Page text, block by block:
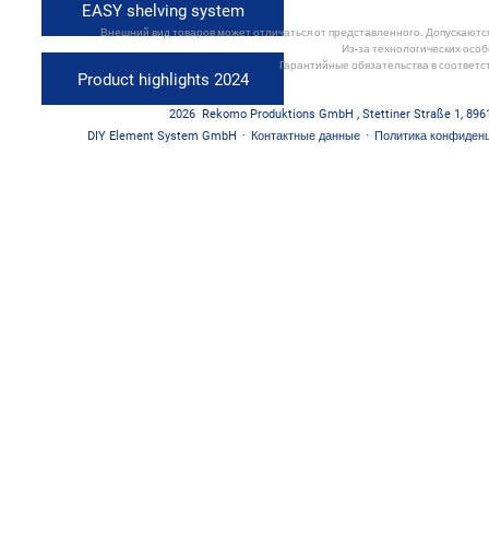
EASY shelving system
Product highlights 2024
Внешний вид товаров может отличаться от представленного.
Из-за технологических
Гарантийные обязательства в
2026 Rekomo Produktions GmbH , Stettiner Straße 1,
DIY Element System GmbH · Контактные данные · Политика